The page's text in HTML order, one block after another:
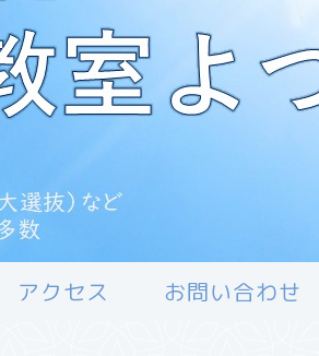
アクセス お問い合わせ